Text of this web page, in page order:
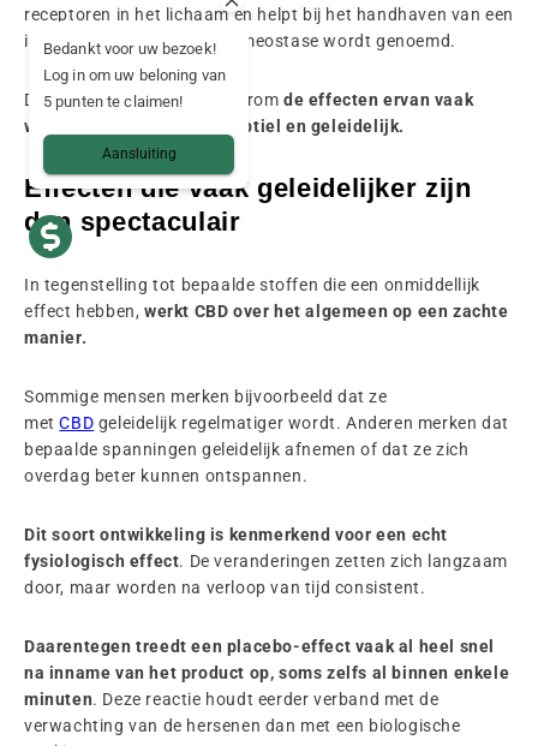
receptoren in het lichaam en helpt bij het handhaven van een
inwendig evenwicht dat homeostase wordt genoemd.
Deze werking verklaart waarom de effecten ervan vaak
worden omschreven als subtiel en geleidelijk.
Effecten die vaak geleidelijker zijn
dan spectaculair
In tegenstelling tot bepaalde stoffen die een onmiddellijk
effect hebben, werkt CBD over het algemeen op een zachte
manier.
Sommige mensen merken bijvoorbeeld dat ze
metCBD geleidelijk regelmatiger wordt. Anderen merken dat
bepaalde spanningen geleidelijk afnemen of dat ze zich
overdag beter kunnen ontspannen.
Dit soort ontwikkeling is kenmerkend voor een echt
fysiologisch effect. De veranderingen zetten zich langzaam
door, maar worden na verloop van tijd consistent.
Daarentegen treedt een placebo-effect vaak al heel snel
na inname van het product op, soms zelfs al binnen enkele
minuten. Deze reactie houdt eerder verband met de
verwachting van de hersenen dan met een biologische
Bedankt voor uw bezoek!
Log in om uw beloning van
5 punten te claimen!
Aansluiting